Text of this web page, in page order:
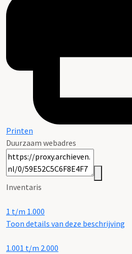
Printen
Duurzaam webadres
Inventaris
1 t/m 1.000
Toon details van deze beschrijving
1.001 t/m 2.000